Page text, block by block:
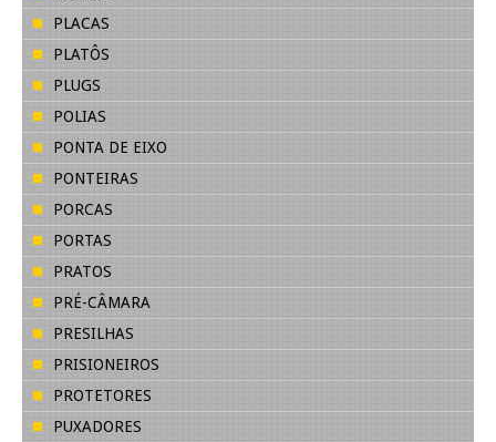
PLACAS
PLATÔS
PLUGS
POLIAS
PONTA DE EIXO
PONTEIRAS
PORCAS
PORTAS
PRATOS
PRÉ-CÂMARA
PRESILHAS
PRISIONEIROS
PROTETORES
PUXADORES